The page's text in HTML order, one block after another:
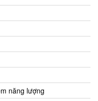
năng lượng